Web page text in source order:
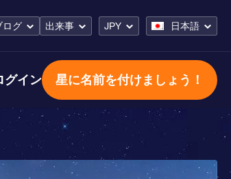
ログ 出来事 JPY 日本語
グイン 星に名前を付けましょう！